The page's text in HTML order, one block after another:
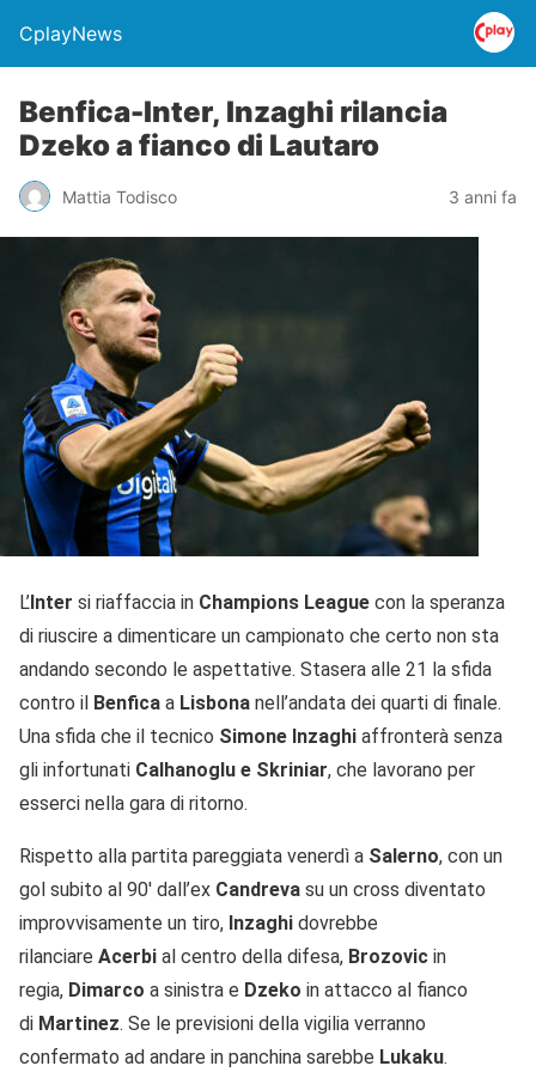
CplayNews
Benfica-Inter, Inzaghi rilancia
Dzeko a fianco di Lautaro
Mattia Todisco 3 anni fa
L’Inter si riaffaccia in Champions League con la speranza
di riuscire a dimenticare un campionato che certo non sta
andando secondo le aspettative. Stasera alle 21 la sfida
contro il Benfica a Lisbona nell’andata dei quarti di finale.
Una sfida che il tecnico Simone Inzaghi affronterà senza
gli infortunati Calhanoglu e Skriniar, che lavorano per
esserci nella gara di ritorno.
Rispetto alla partita pareggiata venerdì a Salerno, con un
gol subito al 90′ dall’ex Candreva su un cross diventato
improvvisamente un tiro, Inzaghi dovrebbe
rilanciare Acerbi al centro della difesa, Brozovic in
regia, Dimarco a sinistra e Dzeko in attacco al fianco
di Martinez. Se le previsioni della vigilia verranno
confermato ad andare in panchina sarebbe Lukaku.